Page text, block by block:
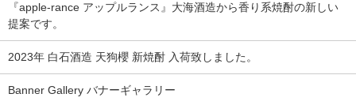
『apple-rance アップルランス』大海酒造から香り系焼酎の新しい
提案です。
2023年 白石酒造 天狗櫻 新焼酎 入荷致しました。
Banner Gallery バナーギャラリー